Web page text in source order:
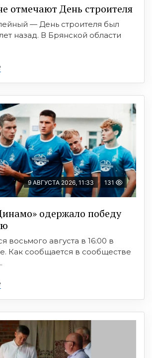
отмечают День строителя
— День строителя был
назад. В Брянской области
9 АВГУСТА 2026, 11:33 131
одержало победу
восьмого августа в 16:00 в
Как сообщается в сообществе